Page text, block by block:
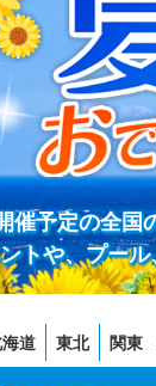
催予定の全国
トや、プー
道 東北 関東